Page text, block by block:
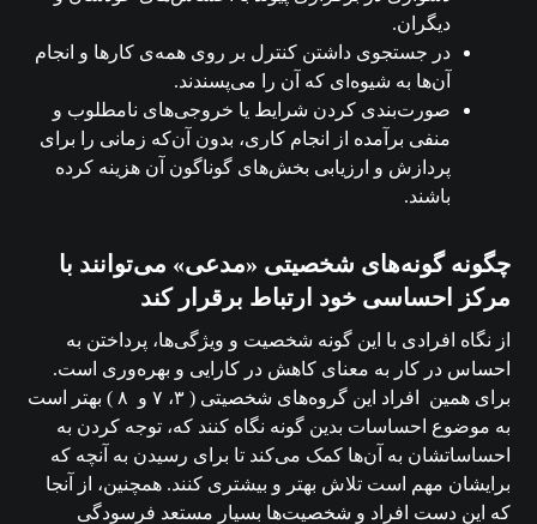
دیگران.
در جستجوی داشتن کنترل بر روی همه‌ی کارها و انجام
آن‌ها به شیوه‌ای که آن را می‌پسندند.
صورت‌بندی کردن شرایط یا خروجی‌های نامطلوب و
منفی برآمده از انجام کاری، بدون آن‌که زمانی را برای
پردازش و ارزیابی بخش‌های گوناگون آن هزینه کرده
باشند.
چگونه گونه‌های شخصیتی «مدعی» می‌توانند با
مرکز احساسی خود ارتباط برقرار کند
از نگاه افرادی با این گونه شخصیت و ویژگی‌ها، پرداختن به
احساس در کار به معنای کاهش در کارایی و بهره‌وری است.
برای همین افراد این گروه‌های شخصیتی ( ۳، ۷ و ۸ ) بهتر است
به موضوع احساسات بدین گونه نگاه کنند که، توجه کردن به
احساساتشان به آن‌ها کمک می‌کند تا برای رسیدن به آنچه که
برایشان مهم است تلاش بهتر و بیشتری کنند. همچنین، از آنجا
که این دست افراد و شخصیت‌ها بسیار مستعد فرسودگی